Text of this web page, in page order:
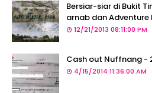
Bersiar-siar di Bukit
arnab dan Adventure
12/21/2013 08:11:00 PM
Cash out Nuffnang -
4/15/2014 11:36:00 AM